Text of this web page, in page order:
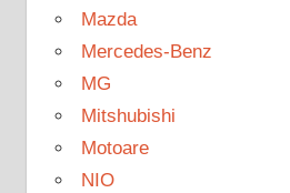
Mazda
Mercedes-Benz
MG
Mitshubishi
Motoare
NIO